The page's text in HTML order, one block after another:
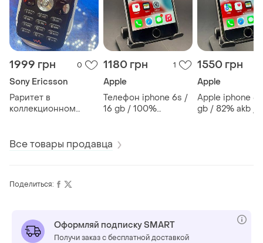
1999 грн 0
Sony Ericsson
Раритет в
коллекционном
walkman
1180 грн 1
Apple
Телефон iphone 6s /
16 gb / 100%
1550 грн
Apple
Apple iphone
gb / 82% akb /
Все товары продавца
Поделиться:
Оформляй подписку SMART
Получи заказ с бесплатной доставкой